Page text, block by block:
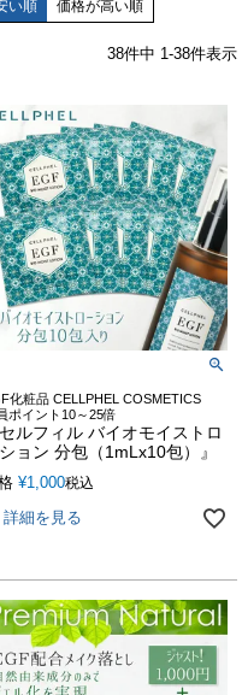
い順 価格が高い順
38件中 1-38件表示
化粧品 CELLPHEL COSMETICS
ポイント10～25倍
セルフィル バイオモイストロ
ョン 分包（1mLx10包）』
¥1,000税込
詳細を見る